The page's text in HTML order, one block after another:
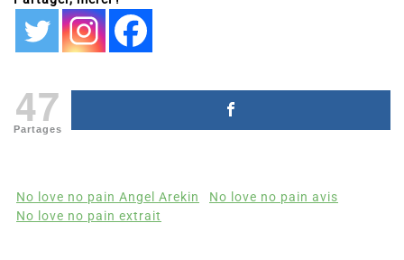
47
Partages
No love no pain Angel Arekin
No love no pain avis
No love no pain extrait